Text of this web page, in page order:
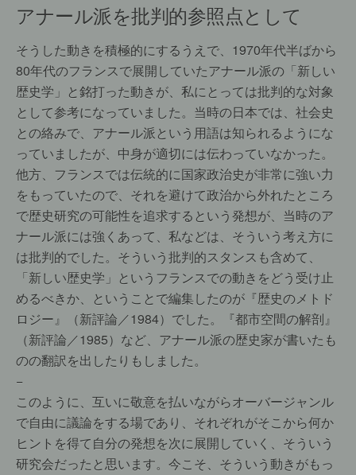
アナール派を批判的参照点として
そうした動きを積極的にするうえで、1970年代半ばから
80年代のフランスで展開していたアナール派の「新しい
歴史学」と銘打った動きが、私にとっては批判的な対象
として参考になっていました。当時の日本では、社会史
との絡みで、アナール派という用語は知られるようにな
っていましたが、中身が適切には伝わっていなかった。
他方、フランスでは伝統的に国家政治史が非常に強い力
をもっていたので、それを避けて政治から外れたところ
で歴史研究の可能性を追求するという発想が、当時のア
ナール派には強くあって、私などは、そういう考え方に
は批判的でした。そういう批判的スタンスも含めて、
「新しい歴史学」というフランスでの動きをどう受け止
めるべきか、ということで編集したのが『歴史のメトド
ロジー』（新評論／1984）でした。『都市空間の解剖』
（新評論／1985）など、アナール派の歴史家が書いたも
のの翻訳を出したりもしました。
−
このように、互いに敬意を払いながらオーバージャンル
で自由に議論をする場であり、それぞれがそこから何か
ヒントを得て自分の発想を次に展開していく、そういう
研究会だったと思います。今こそ、そういう動きがもっ